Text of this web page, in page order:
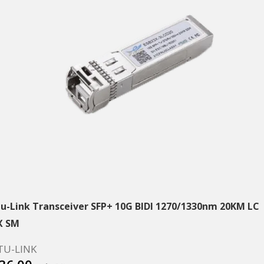
Link Transceiver SFP+ 10G BIDI 1270/1330nm 20KM LC
SM
LINK